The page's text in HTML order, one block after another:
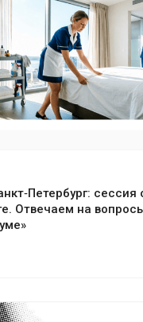
сессия
Отвечаем на